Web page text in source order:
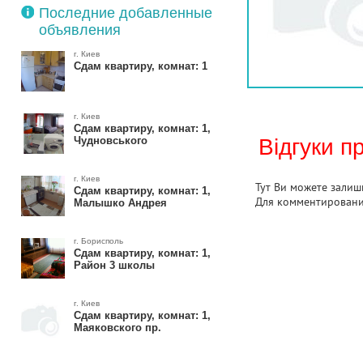
Последние добавленные
объявления
г. Киев
Сдам квартиру, комнат: 1
г. Киев
Сдам квартиру, комнат: 1,
Чудновського
г. Киев
Сдам квартиру, комнат: 1,
Малышко Андрея
г. Борисполь
Сдам квартиру, комнат: 1,
Район 3 школы
г. Киев
Сдам квартиру, комнат: 1,
Маяковского пр.
Відгуки
Тут Ви можете
Для